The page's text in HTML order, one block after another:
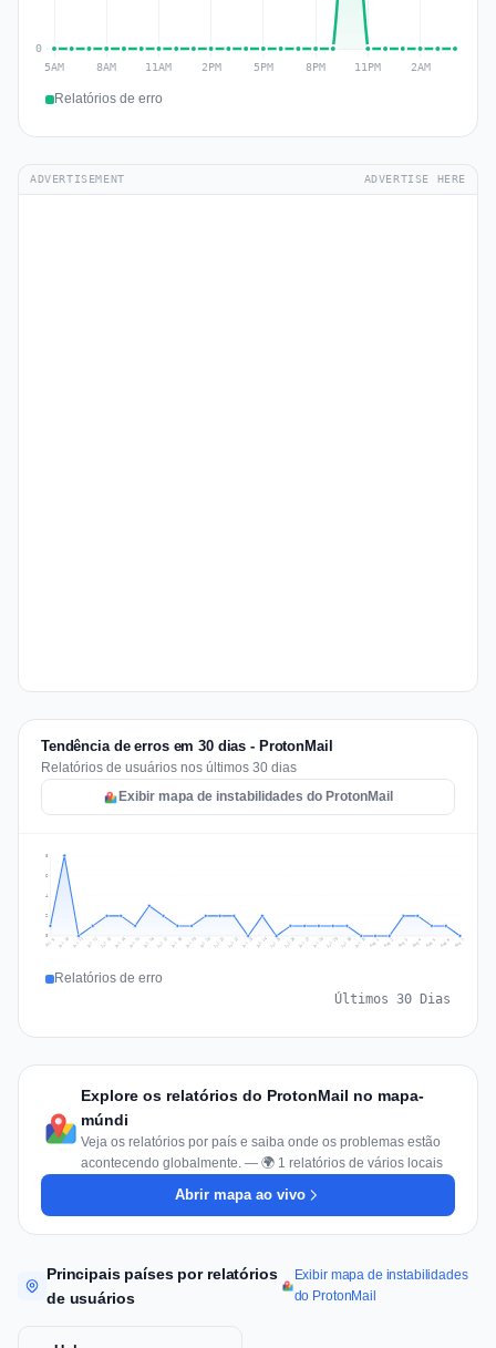
Relatórios de erro
ADVERTISEMENT ADVERTISE HERE
Tendência de erros em 30 dias - ProtonMail
Relatórios de usuários nos últimos 30 dias
Exibir mapa de instabilidades do ProtonMail
2
4
6
8
Jul 9 Jul 10 Jul 11 Jul 12 Jul 13 Jul 14 Jul 15 Jul 16 Jul 17 Jul 18 Jul 19 Jul 20 Jul 21 Jul 22 Jul 23 Jul 24 Jul 25 Jul 26 Jul 27 Jul 28 Jul 29 Jul 30 Jul 31 Aug 1 Aug 2 Aug 3 Aug 4 Aug 5 Aug 6 Aug 7
Relatórios de erro
Últimos 30 Dias
Explore os relatórios do ProtonMail no mapa-
múndi
Veja os relatórios por país e saiba onde os problemas estão
acontecendo globalmente. — 🌍 1 relatórios de vários locais
Abrir mapa ao vivo
Principais países por relatórios
de usuários
Exibir mapa de instabilidades
do ProtonMail